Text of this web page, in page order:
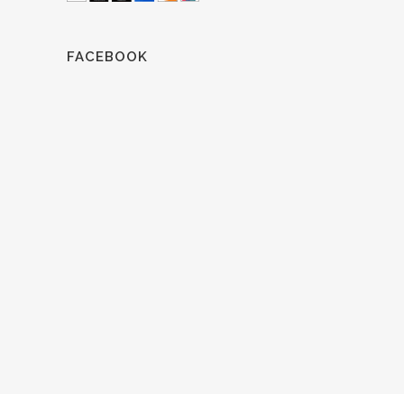
FACEBOOK